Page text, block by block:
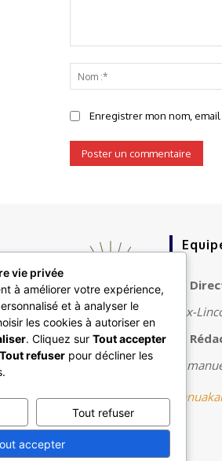
Enregistrer mon nom,
économique sur
Max-
vie privée
à améliorer votre expérience,
et à analyser le
les cookies à autoriser en
. Cliquez sur Tout accepter
Tout refuser pour décliner les
Tout refuser
accepter